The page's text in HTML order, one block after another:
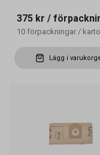
375 kr /
10 förpackningar /
Lägg i